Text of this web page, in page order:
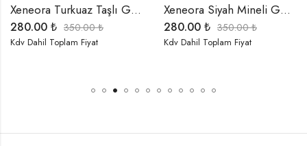
Xeneora Turkuaz Taşlı Gold Yüzük
280.00 ₺ 350.00₺
Kdv Dahil Toplam Fiyat
Xeneora Siyah Mineli Gold Çelik Yüzük
280.00 ₺ 350.00₺
Kdv Dahil Toplam Fiyat